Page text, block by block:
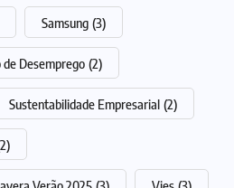
Samsung (3)
de Desemprego (2)
Sustentabilidade Empresarial (2)